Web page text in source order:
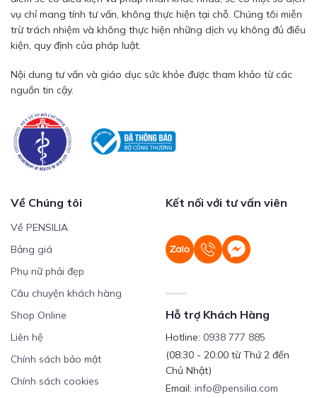
vụ chỉ mang tính tư vấn, không thực hiện tại chỗ. Chúng tôi miễn
trừ trách nhiệm và không thực hiện những dịch vụ không đủ điều
kiện, quy định của pháp luật.
Nội dung tư vấn và giáo dục sức khỏe được tham khảo từ các
nguồn tin cậy.
Về Chúng tôi
Về PENSILIA
Bảng giá
Phụ nữ phải đẹp
Câu chuyện khách hàng
Shop Online
Liên hệ
Chính sách bảo mật
Chính sách cookies
Kết nối với tư vấn viên
Hỗ trợ Khách Hàng
Hotline: 0938 777 885
(08:30 - 20:00 từ Thứ 2 đến
Chủ Nhật)
Email: info@pensilia.com